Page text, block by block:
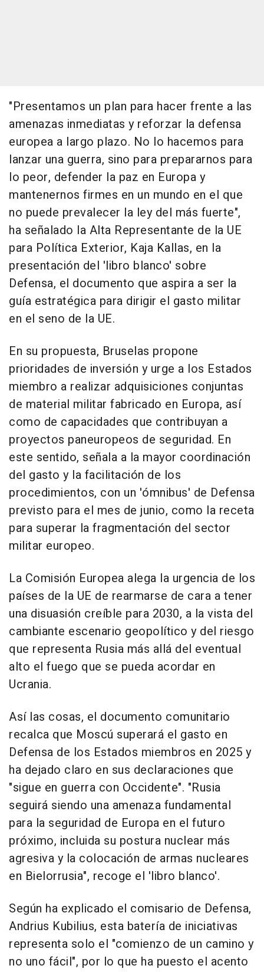
"Presentamos un plan para hacer frente a las
amenazas inmediatas y reforzar la defensa
europea a largo plazo. No lo hacemos para
lanzar una guerra, sino para prepararnos para
lo peor, defender la paz en Europa y
mantenernos firmes en un mundo en el que
no puede prevalecer la ley del más fuerte",
ha señalado la Alta Representante de la UE
para Política Exterior, Kaja Kallas, en la
presentación del 'libro blanco' sobre
Defensa, el documento que aspira a ser la
guía estratégica para dirigir el gasto militar
en el seno de la UE.
En su propuesta, Bruselas propone
prioridades de inversión y urge a los Estados
miembro a realizar adquisiciones conjuntas
de material militar fabricado en Europa, así
como de capacidades que contribuyan a
proyectos paneuropeos de seguridad. En
este sentido, señala a la mayor coordinación
del gasto y la facilitación de los
procedimientos, con un 'ómnibus' de Defensa
previsto para el mes de junio, como la receta
para superar la fragmentación del sector
militar europeo.
La Comisión Europea alega la urgencia de los
países de la UE de rearmarse de cara a tener
una disuasión creíble para 2030, a la vista del
cambiante escenario geopolítico y del riesgo
que representa Rusia más allá del eventual
alto el fuego que se pueda acordar en
Ucrania.
Así las cosas, el documento comunitario
recalca que Moscú superará el gasto en
Defensa de los Estados miembros en 2025 y
ha dejado claro en sus declaraciones que
"sigue en guerra con Occidente". "Rusia
seguirá siendo una amenaza fundamental
para la seguridad de Europa en el futuro
próximo, incluida su postura nuclear más
agresiva y la colocación de armas nucleares
en Bielorrusia", recoge el 'libro blanco'.
Según ha explicado el comisario de Defensa,
Andrius Kubilius, esta batería de iniciativas
representa solo el "comienzo de un camino y
no uno fácil", por lo que ha puesto el acento